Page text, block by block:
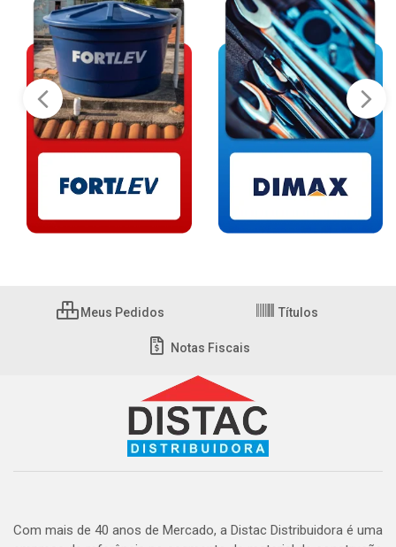
Meus Pedidos Títulos
Notas Fiscais
Com mais de 40 anos de Mercado, a Distac Distribuidora é uma